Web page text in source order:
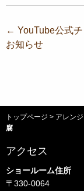
投
稿
ゲ
ー
シ
ョ
ン
← YouTube公式
お知らせ
トップページ > アレン
腐
アクセス
ショールーム住所
〒330-0064